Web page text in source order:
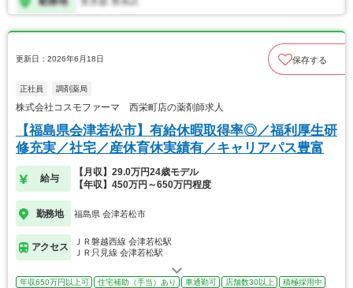
更新日：2026年6月18日 保存する
正社員 調剤薬局
株式会社コスモファーマ 西栄町店の薬剤師求人
【福島県会津若松市】有給休暇取得率◎／福利厚生研
修充実／社宅／産休育休実績有／キャリアパス豊富
給与
【月収】29.0万円24歳モデル
【年収】450万円～650万円程度
勤務地 福島県 会津若松市
アクセス
ＪＲ磐越西線 会津若松駅
ＪＲ只見線 会津若松駅
年収650万円以上可 住宅補助（手当）あり 車通勤可 店舗数30以上
積極採用中